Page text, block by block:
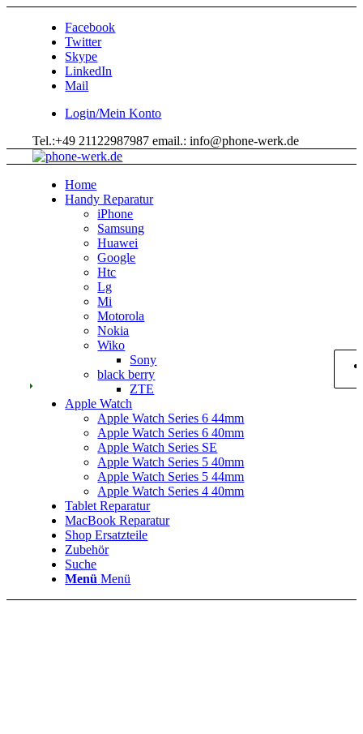
Facebook
Twitter
Skype
LinkedIn
Mail
Login/Mein Konto
Tel.:+49 21122987987 email.: info@phone-werk.de
Home
Handy Reparatur
iPhone
Samsung
Huawei
Google
Htc
Lg
Mi
Motorola
Nokia
Wiko
Sony
black berry
ZTE
Apple Watch
Apple Watch Series 6 44mm
Apple Watch Series 6 40mm
Apple Watch Series SE
Apple Watch Series 5 40mm
Apple Watch Series 5 44mm
Apple Watch Series 4 40mm
Tablet Reparatur
MacBook Reparatur
Shop Ersatzteile
Zubehör
Suche
Menü Menü